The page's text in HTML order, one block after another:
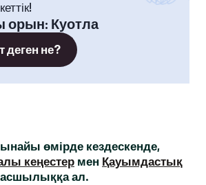
орын: Куотла
деген не?
өмірде кездескенде,
кеңестер мен Қауымдастық
ал.